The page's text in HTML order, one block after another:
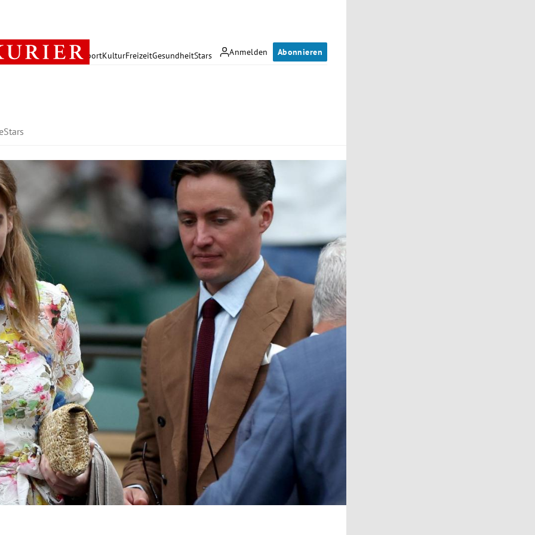
Anmelden Abonnieren
PolitikWirtschaft SportKulturFreizeitGesundheitStars
Stars